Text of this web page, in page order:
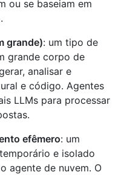
ou se baseiam em
grande): um tipo de
grande corpo de
analisar e
e código. Agentes
LLMs para processar
efêmero: um
e isolado
agente de nuvem. O